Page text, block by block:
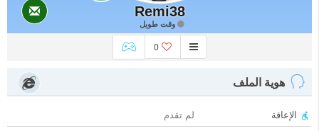
Remi38
وقت طويل
0
هوية الملف
الإعاقة
لم تقدم